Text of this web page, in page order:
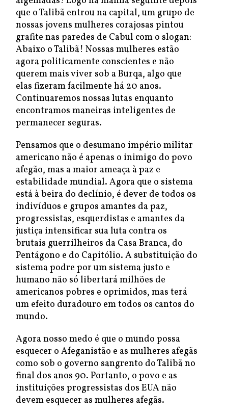
que o Talibã entrou na capital, um grupo de
nossas jovens mulheres corajosas pintou
grafite nas paredes de Cabul com o slogan:
Abaixo o Talibã! Nossas mulheres estão
agora politicamente conscientes e não
querem mais viver sob a Burqa, algo que
elas fizeram facilmente há 20 anos.
Continuaremos nossas lutas enquanto
encontramos maneiras inteligentes de
permanecer seguras.
Pensamos que o desumano império militar
americano não é apenas o inimigo do povo
afegão, mas a maior ameaça à paz e
estabilidade mundial. Agora que o sistema
está à beira do declínio, é dever de todos os
indivíduos e grupos amantes da paz,
progressistas, esquerdistas e amantes da
justiça intensificar sua luta contra os
brutais guerrilheiros da Casa Branca, do
Pentágono e do Capitólio. A substituição do
sistema podre por um sistema justo e
humano não só libertará milhões de
americanos pobres e oprimidos, mas terá
um efeito duradouro em todos os cantos do
mundo.
Agora nosso medo é que o mundo possa
esquecer o Afeganistão e as mulheres afegãs
como sob o governo sangrento do Talibã no
final dos anos 90. Portanto, o povo e as
instituições progressistas dos EUA não
devem esquecer as mulheres afegãs.